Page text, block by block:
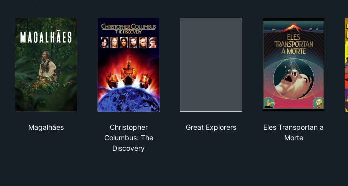
Magalhães
Christopher
Columbus: The
Discovery
Great Explorers
Eles Transportan a
Morte